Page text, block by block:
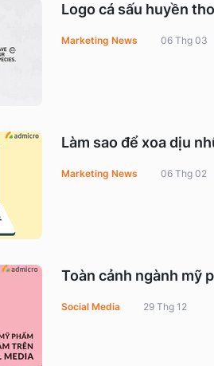
Logo cá sấu huyền
Marketing News 06 Thg 03
Làm sao để xoa dịu
Marketing News 06 Thg 02
Toàn cảnh ngành mỹ
Social Media 29 Thg 12